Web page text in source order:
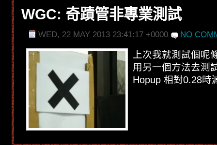
WGC: 奇蹟管非專業測試
WED, 22 MAY 2013 23:41:17 +0000 NO
上次我就測試個呢
用另一個方法去測
Hopup 相對0.28時